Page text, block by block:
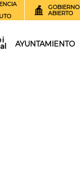
GOBIERNO
ABIERTO
AYUNTAMIENTO